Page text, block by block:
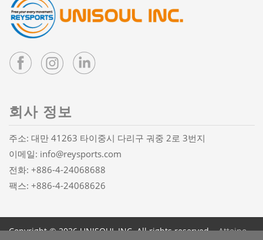
회사 정보
주소: 대만 41263 타이중시 다리구 궈중 2로 3번지
이메일: info@reysports.com
전화: +886-4-24068688
팩스: +886-4-24068626
Copyright © 2026 UNISOUL INC. All rights reserved. Atteipo